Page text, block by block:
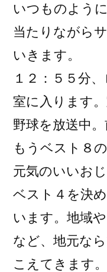
いつものよう
当たりながら
いきます。
１２：５５分
室に入ります
野球を放送中
もうベスト８
元気のいいお
ベスト４を決
います。地域
など、地元な
こえてきます。